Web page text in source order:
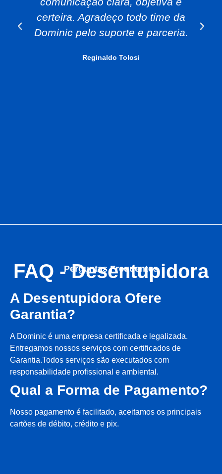
certeira. Agradeço todo time da
Dominic pelo suporte e parceria.
Reginaldo Tolosi
Perguntas Frequentes
FAQ - Desentupidora
A Desentupidora Ofere
Garantia?
A Dominic é uma empresa certificada e legalizada.
Entregamos nossos serviços com certificados de
Garantia.Todos serviços são executados com
responsabilidade profissional e ambiental.
Qual a Forma de Pagamento?
Nosso pagamento é facilitado, aceitamos os principais
cartões de débito, crédito e pix.